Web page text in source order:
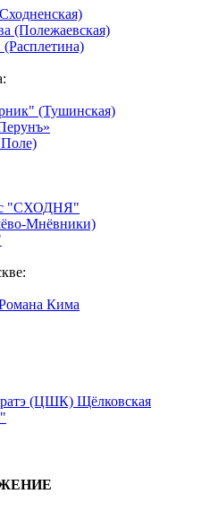
(Полежаевская)
(Тушинская)
"СХОДНЯ"
Мнёвники)
Кима
(ЦШК) Щёлковская